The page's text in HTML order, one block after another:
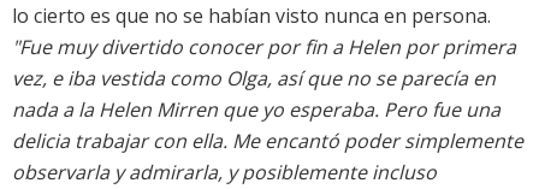
lo cierto es que no se habían visto nunca en persona.
"Fue muy divertido conocer por fin a Helen por primera
vez, e iba vestida como Olga, así que no se parecía en
nada a la Helen Mirren que yo esperaba. Pero fue una
delicia trabajar con ella. Me encantó poder simplemente
observarla y admirarla, y posiblemente incluso